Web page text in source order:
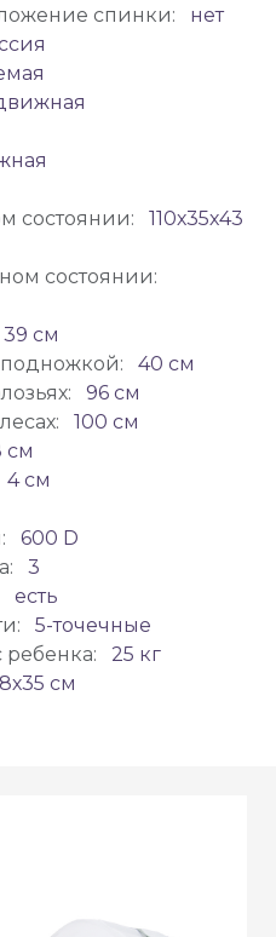
спинки:
нет
состоянии:
110х35х43
состоянии:
39 см
подножкой:
40 см
96 см
100 см
см
4 см
600 D
3
есть
5-точечные
25 кг
см